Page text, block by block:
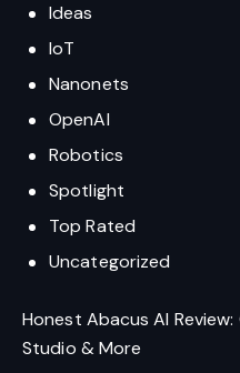
Ideas
IoT
Nanonets
OpenAI
Robotics
Spotlight
Top Rated
Uncategorized
Honest Abacus AI
Studio & More